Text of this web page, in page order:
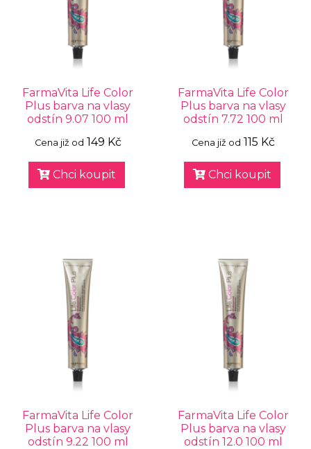
FarmaVita Life Color
Plus barva na vlasy
odstín 9.07 100 ml
Cena již od 149 Kč
Chci koupit
FarmaVita Life Color
Plus barva na vlasy
odstín 7.72 100 ml
Cena již od 115 Kč
Chci koupit
FarmaVita Life Color
Plus barva na vlasy
odstín 9.22 100 ml
FarmaVita Life Color
Plus barva na vlasy
odstín 12.0 100 ml